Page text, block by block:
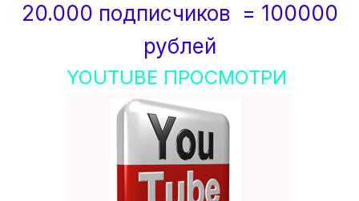
20.000 подписчиков = 100000
рублей
YOUTUBE ПРОСМОТРИ